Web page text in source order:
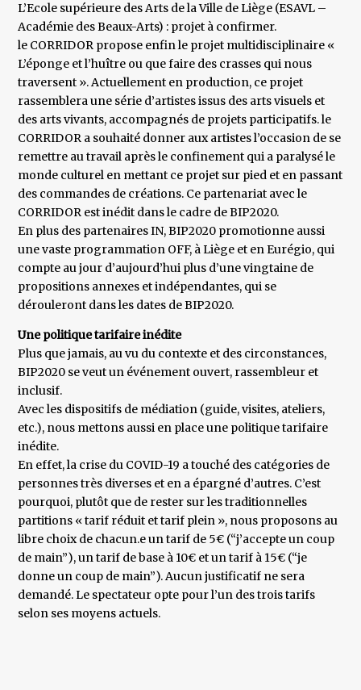
L’Ecole supérieure des Arts de la Ville de Liège (ESAVL –
Académie des Beaux-Arts) : projet à confirmer.
le CORRIDOR propose enfin le projet multidisciplinaire «
L’éponge et l’huître ou que faire des crasses qui nous
traversent ». Actuellement en production, ce projet
rassemblera une série d’artistes issus des arts visuels et
des arts vivants, accompagnés de projets participatifs. le
CORRIDOR a souhaité donner aux artistes l’occasion de se
remettre au travail après le confinement qui a paralysé le
monde culturel en mettant ce projet sur pied et en passant
des commandes de créations. Ce partenariat avec le
CORRIDOR est inédit dans le cadre de BIP2020.
En plus des partenaires IN, BIP2020 promotionne aussi
une vaste programmation OFF, à Liège et en Eurégio, qui
compte au jour d’aujourd’hui plus d’une vingtaine de
propositions annexes et indépendantes, qui se
dérouleront dans les dates de BIP2020.
Une politique tarifaire inédite
Plus que jamais, au vu du contexte et des circonstances,
BIP2020 se veut un événement ouvert, rassembleur et
inclusif.
Avec les dispositifs de médiation (guide, visites, ateliers,
etc.), nous mettons aussi en place une politique tarifaire
inédite.
En effet, la crise du COVID-19 a touché des catégories de
personnes très diverses et en a épargné d’autres. C’est
pourquoi, plutôt que de rester sur les traditionnelles
partitions « tarif réduit et tarif plein », nous proposons au
libre choix de chacun.e un tarif de 5€ (“j’accepte un coup
de main”), un tarif de base à 10€ et un tarif à 15€ (“je
donne un coup de main”). Aucun justificatif ne sera
demandé. Le spectateur opte pour l’un des trois tarifs
selon ses moyens actuels.